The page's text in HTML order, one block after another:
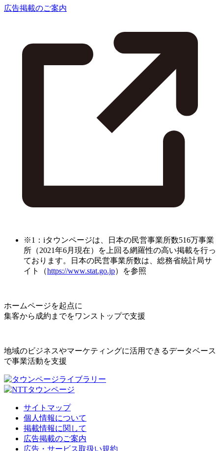
広告掲載のご案内
※1：iタウンページは、日本の民営事業所数516万事業
所（2021年6月現在）を上回る網羅性の高い掲載を行っ
ております。日本の民営事業所数は、総務省統計局サ
イト（https://www.stat.go.jp）を参照
ホームページを起点に
集客から成約までをワンストップで支援
地域のビジネスやマーケティングに活用できるデータベース
で事業活動を支援
サイトマップ
個人情報について
掲載情報に関して
広告掲載のご案内
広告・サービス取扱い規約